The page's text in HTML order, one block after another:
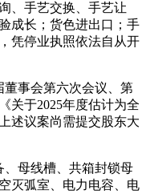
、手艺交换、手艺让
成长；货色进出口；手
凭停业执照依法自从开
事会第六次会议、第
关于2025年度估计为全
述议案尚需提交股东大
母线槽、共箱封锁母
灭弧室、电力电容、电